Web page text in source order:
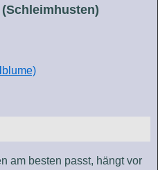
am besten passt, hängt vor